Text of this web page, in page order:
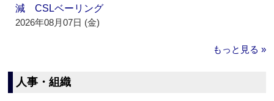
減 CSLベーリング
2026年08月07日 (金)
もっと見る »
人事・組織